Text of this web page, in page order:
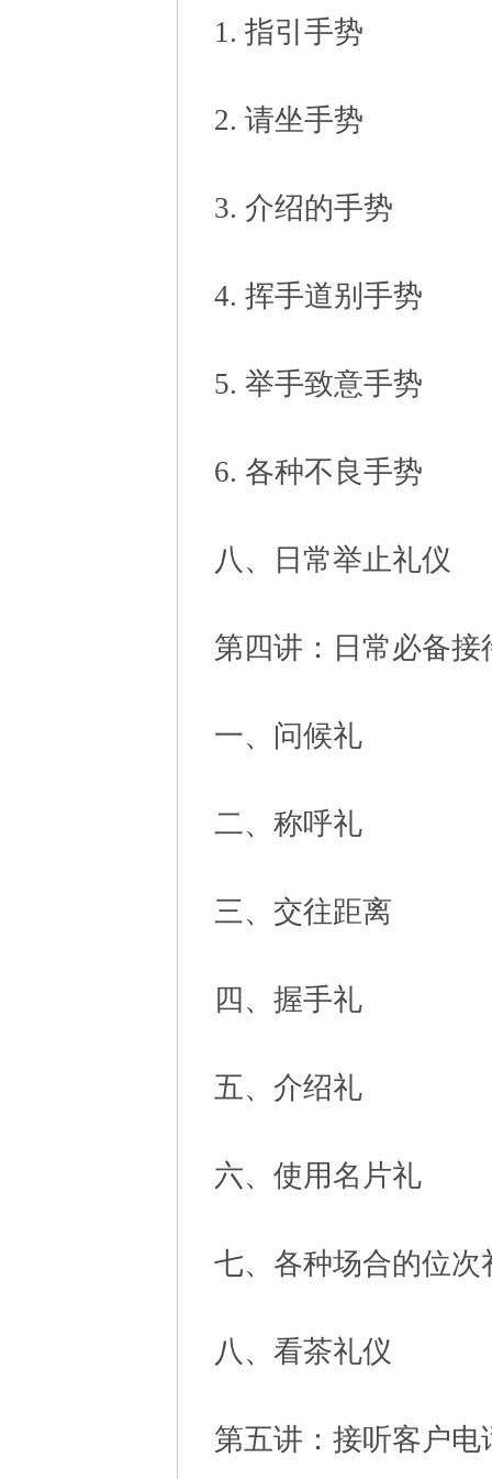
1. 指引手势
2. 请坐手势
3. 介绍的手势
4. 挥手道别手势
5. 举手致意手势
6. 各种不良手势
八、日常举止礼仪
第四讲：日常必备接
一、问候礼
二、称呼礼
三、交往距离
四、握手礼
五、介绍礼
六、使用名片礼
七、各种场合的位次
八、看茶礼仪
第五讲：接听客户电